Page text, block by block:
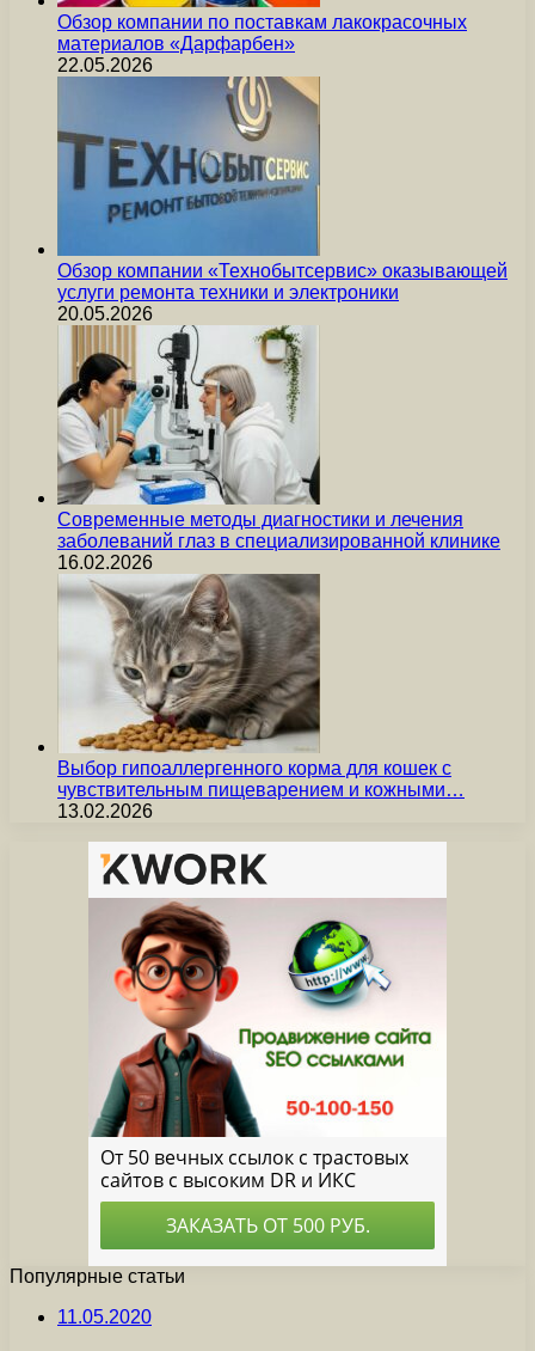
Обзор компании по поставкам лакокрасочных
материалов «Дарфарбен»
22.05.2026
Обзор компании «Технобытсервис» оказывающей
услуги ремонта техники и электроники
20.05.2026
Современные методы диагностики и лечения
заболеваний глаз в специализированной клинике
16.02.2026
Выбор гипоаллергенного корма для кошек с
чувствительным пищеварением и кожными…
13.02.2026
Популярные статьи
11.05.2020